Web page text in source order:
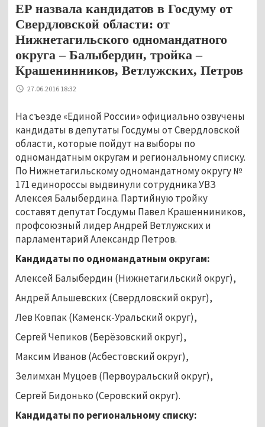
ЕР назвала кандидатов в Госдуму от
Свердловской области: от
Нижнетагильского одномандатного
округа – Балыбердин, тройка –
Крашенинников, Ветлужских, Петров
27.06.2016 18:32
На съезде «Единой России» официально озвучены
кандидаты в депутаты Госдумы от Свердловской
области, которые пойдут на выборы по
одномандатным округам и региональному списку.
По Нижнетагильскому одномандатному округу №
171 единороссы выдвинули сотрудника УВЗ
Алексея Балыбердина. Партийную тройку
составят депутат Госдумы Павел Крашенниников,
профсоюзный лидер Андрей Ветлужских и
парламентарий Александр Петров.
Кандидаты по одномандатным округам:
Алексей Балыбердин (Нижнетагильский округ),
Андрей Альшевских (Свердловский округ),
Лев Ковпак (Каменск-Уральский округ),
Сергей Чепиков (Берёзовский округ),
Максим Иванов (Асбестовский округ),
Зелимхан Муцоев (Первоуральский округ),
Сергей Бидонько (Серовский округ).
Кандидаты по региональному списку: